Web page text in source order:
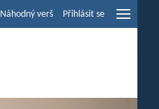
Náhodný verš Přihlásit se